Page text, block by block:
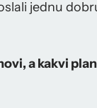
jednu
a kakvi